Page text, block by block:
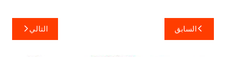
تصفّح
المقالات
السابق التالي